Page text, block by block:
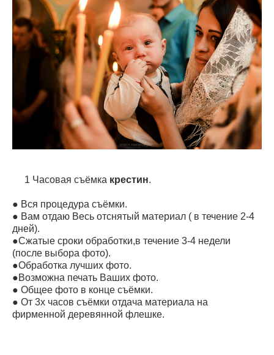
1 Часовая съёмка крестин.
● Вся процедура съёмки.
● Вам отдаю Весь отснятый материал ( в течение 2-4
дней).
●Сжатые сроки обработки,в течение 3-4 недели
(после выбора фото).
●Обработка лучших фото.
●Возможна печать Ваших фото.
● Общее фото в конце съёмки.
● От 3х часов съёмки отдача материала на
фирменной деревянной флешке.